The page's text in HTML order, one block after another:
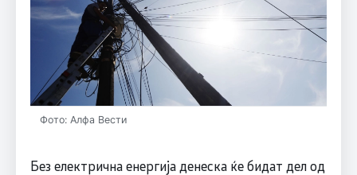
Фото: Алфа Вести
Без електрична енергија денеска ќе бидат дел од